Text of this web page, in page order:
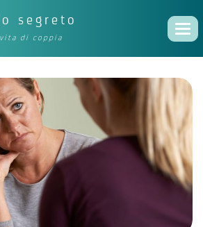
segreto
vita di coppia